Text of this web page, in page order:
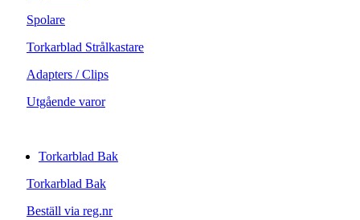
Spolare
Torkarblad Strålkastare
Adapters / Clips
Utgående varor
Torkarblad Bak
Torkarblad Bak
Beställ via reg.nr